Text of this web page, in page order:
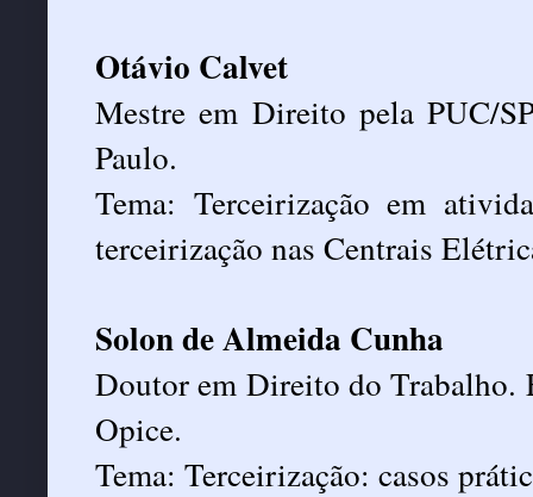
Otávio Calvet
Mestre em Direito pela PUC/
Paulo.
Tema: Terceirização em
terceirização nas Centrais
Solon de Almeida Cunha
Doutor em Direito do Trabalho.
Opice.
Tema: Terceirização: casos